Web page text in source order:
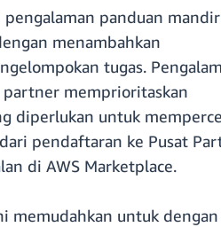
pengalaman panduan
menambahkan
tugas.
memprioritaskan
diperlukan untuk
pendaftaran ke Pusat
di AWS Marketplace.
memudahkan untuk dengan